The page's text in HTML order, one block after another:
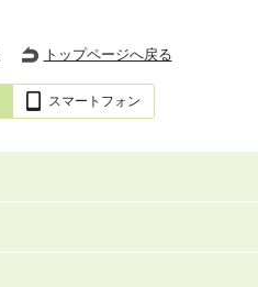
トップページへ戻る
スマートフォン